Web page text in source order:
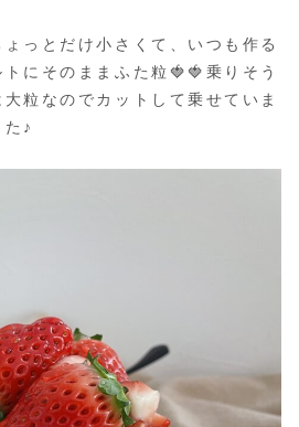
っとだけ小さくて、いつも作る
にそのままふた粒🍓🍓乗りそう
粒なのでカットして乗せていま
♪